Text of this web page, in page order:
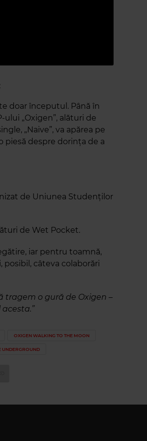
doar începutul. Până în
„Oxigen”, alături de
„Naive”, va apărea pe
piesă despre dorința de a
de Uniunea Studenților
de Wet Pocket.
iar pentru toamnă,
posibil, câteva colaborări
tragem o gură de Oxigen –
OXIGEN WALKING TO THE MOON
UNDERGROUND